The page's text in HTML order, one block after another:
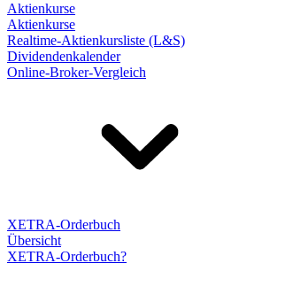
Aktienkurse
Aktienkurse
Realtime-Aktienkursliste (L&S)
Dividendenkalender
Online-Broker-Vergleich
XETRA-Orderbuch
Übersicht
XETRA-Orderbuch?